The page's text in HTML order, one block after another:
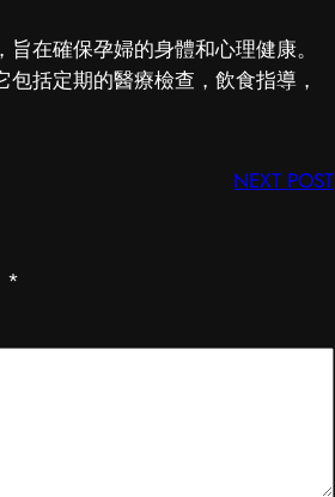
在確保孕婦的身體和心理健康。
括定期的醫療檢查，飲食指導，
NEXT POST
*